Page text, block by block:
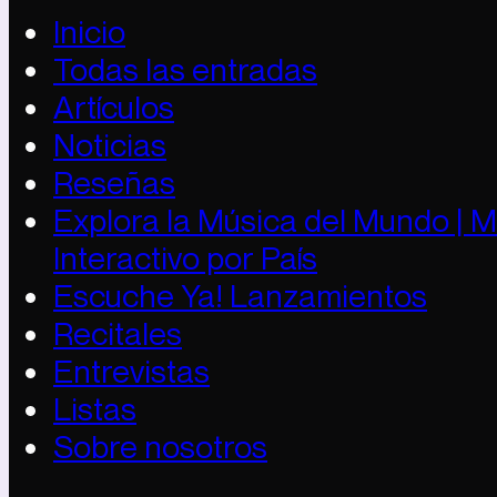
Inicio
Todas las entradas
Artículos
Noticias
Reseñas
Explora la Música del Mundo |
Interactivo por País
Escuche Ya! Lanzamientos
Recitales
Entrevistas
Listas
Sobre nosotros